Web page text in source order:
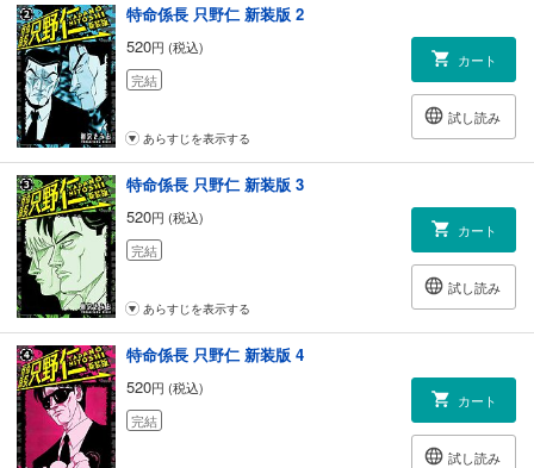
特命係長 只野仁 新装版 2
520円 (税込)
完結
カート
試し読み
あらすじを表示する
特命係長 只野仁 新装版 3
520円 (税込)
完結
カート
試し読み
あらすじを表示する
特命係長 只野仁 新装版 4
520円 (税込)
完結
カート
試し読み